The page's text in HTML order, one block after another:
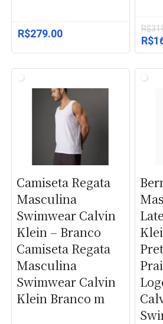
R$279.00 R$
O
era:
R$
Camiseta Regata
Masculina
Swimwear Calvin
Klein – Branco
Camiseta Regata
Masculina
Swimwear Calvin
Klein Branco m